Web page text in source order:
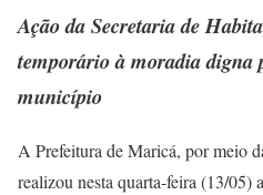
Ação da Secretaria de
temporário à moradia digna
município
A Prefeitura de Maricá, por meio
realizou nesta quarta-feira (13/05)